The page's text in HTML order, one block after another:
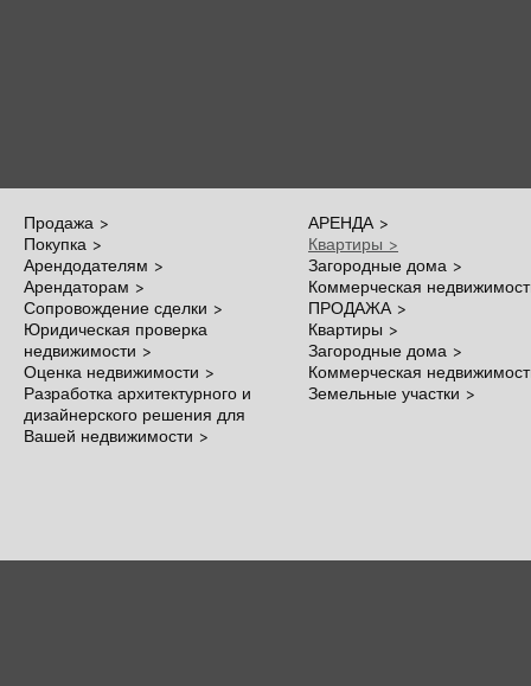
Продажа >
Покупка >
Арендодателям >
Арендаторам >
Сопровождение сделки >
Юридическая проверка
недвижимости >
Оценка недвижимости >
Разработка архитектурного и
дизайнерского решения для
Вашей недвижимости >
АРЕНДА >
Квартиры >
Загородные дома >
Коммерческая
ПРОДАЖА >
Квартиры >
Загородные дома >
Коммерческая
Земельные участки >